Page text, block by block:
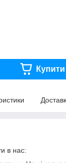
Купити
в нас: